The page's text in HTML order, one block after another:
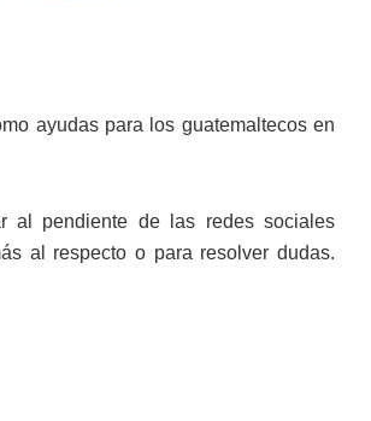
ayudas para los guatemaltecos en
al pendiente de las redes sociales
al respecto o para resolver dudas.